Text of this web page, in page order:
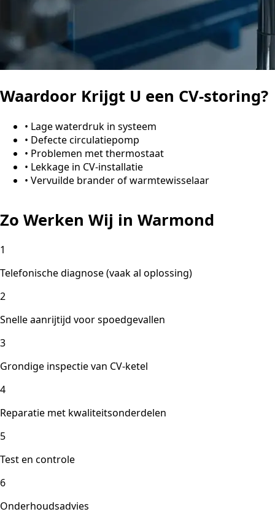
Waardoor Krijgt U een CV-storing?
• Lage waterdruk in systeem
• Defecte circulatiepomp
• Problemen met thermostaat
• Lekkage in CV-installatie
• Vervuilde brander of warmtewisselaar
Zo Werken Wij in Warmond
1
Telefonische diagnose (vaak al oplossing)
2
Snelle aanrijtijd voor spoedgevallen
3
Grondige inspectie van CV-ketel
4
Reparatie met kwaliteitsonderdelen
5
Test en controle
6
Onderhoudsadvies